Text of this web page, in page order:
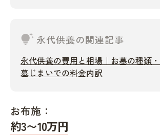
tips_and_updates 永代供養の関連記事
永代供養の費用と相場｜お墓の種類
墓じまいでの料金内訳
お布施：
約3〜10万円